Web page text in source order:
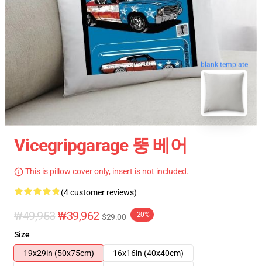
blank template
Vicegripgarage 뚱 베어
This is pillow cover only, insert is not included.
(4 customer reviews)
₩49,953 ₩39,962 $29.00 -20%
Size
19x29in (50x75cm)
16x16in (40x40cm)